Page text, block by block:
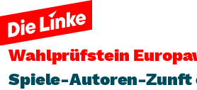
Wahlprüfstein
Spiele-Autoren-Zunft